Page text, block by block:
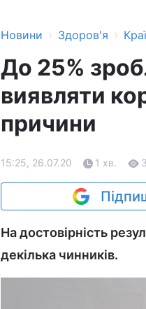
Новини › Здоров'я ›
До 25%
виявляти
причини
15:25, 26.07.20 1 хв.
На достовірність
декілька чинників.